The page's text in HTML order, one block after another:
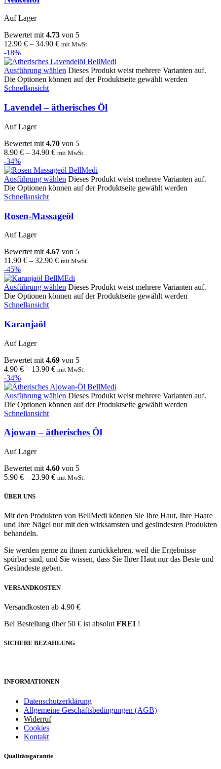
Auf Lager
Bewertet mit 4.73 von 5
12.90 € – 34.90 € mit MwSt.
-18%
Ausführung wählen Dieses Produkt weist mehrere Varianten auf.
Die Optionen können auf der Produktseite gewählt werden
Schnellansicht
Lavendel – ätherisches Öl
Auf Lager
Bewertet mit 4.70 von 5
8.90 € – 34.90 € mit MwSt.
-34%
Ausführung wählen Dieses Produkt weist mehrere Varianten auf.
Die Optionen können auf der Produktseite gewählt werden
Schnellansicht
Rosen-Massageöl
Auf Lager
Bewertet mit 4.67 von 5
11.90 € – 32.90 € mit MwSt.
-45%
Ausführung wählen Dieses Produkt weist mehrere Varianten auf.
Die Optionen können auf der Produktseite gewählt werden
Schnellansicht
Karanjaöl
Auf Lager
Bewertet mit 4.69 von 5
4.90 € – 13.90 € mit MwSt.
-34%
Ausführung wählen Dieses Produkt weist mehrere Varianten auf.
Die Optionen können auf der Produktseite gewählt werden
Schnellansicht
Ajowan – ätherisches Öl
Auf Lager
Bewertet mit 4.60 von 5
5.90 € – 23.90 € mit MwSt.
ÜBER UNS
Mit den Produkten von BellMedi können Sie Ihre Haut, Ihre Haare
und Ihre Nägel nur mit den wirksamsten und gesündesten Produkten
behandeln.
Sie werden gerne zu ihnen zurückkehren, weil die Ergebnisse
spürbar sind, und Sie wissen, dass Sie Ihrer Haut nur das Beste und
Gesündeste geben.
VERSANDKOSTEN
Versandkosten ab 4.90 €
Bei Bestellung über 50 € ist absolut FREI !
SICHERE BEZAHLUNG
INFORMATIONEN
Datenschutzerklärung
Allgemeine Geschäftsbedingungen (AGB)
Widerruf
Cookies
Kontakt
Qualitätsgarantie